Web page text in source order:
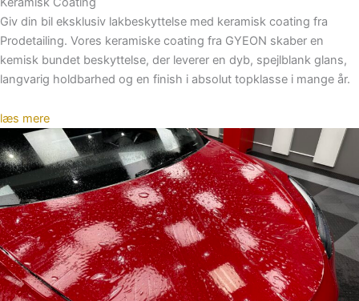
Giv din bil eksklusiv lakbeskyttelse med keramisk coating fra
Prodetailing. Vores keramiske coating fra GYEON skaber en
kemisk bundet beskyttelse, der leverer en dyb, spejlblank glans,
langvarig holdbarhed og en finish i absolut topklasse i mange år.
læs mere